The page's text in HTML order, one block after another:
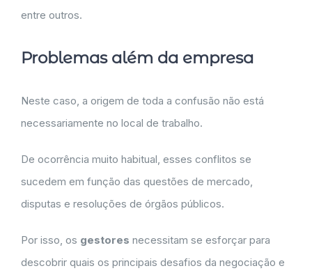
entre outros.
Problemas além da empresa
Neste caso, a origem de toda a confusão não está
necessariamente no local de trabalho.
De ocorrência muito habitual, esses conflitos se
sucedem em função das questões de mercado,
disputas e resoluções de órgãos públicos.
Por isso, os gestores necessitam se esforçar para
descobrir quais os principais desafios da negociação e